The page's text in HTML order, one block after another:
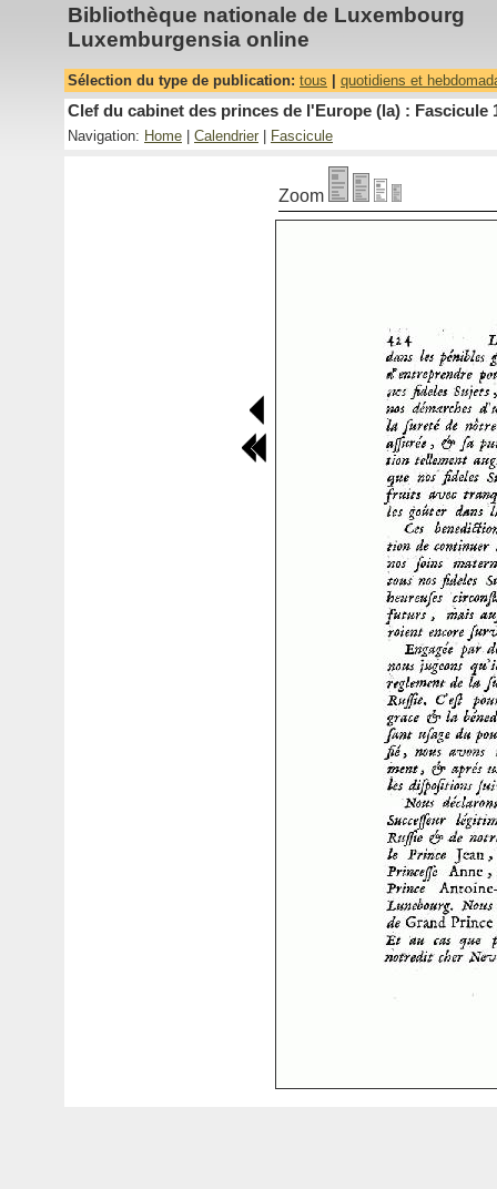
Bibliothèque nationale de Luxembourg
Luxemburgensia online
Sélection du type de publication: tous quotidiens et
Clef du cabinet des princes de l'Europe (la) : Fascicule
Navigation: Home Calendrier Fascicule
Zoom